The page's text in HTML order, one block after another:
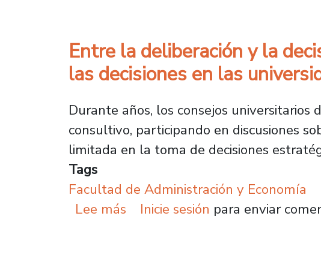
Entre la deliberación y la
las decisiones en las
Durante años, los consejos
consultivo, participando en discusiones
limitada en la toma de decisiones
Tags
Facultad de Administración y Economía
Lee más sobre Entre la deliberación y
Inicie sesión para enviar